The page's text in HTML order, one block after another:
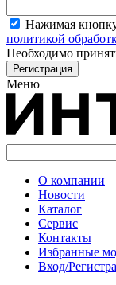
Нажимая
политикой
Необходимо
Меню
О компании
Новости
Каталог
Сервис
Контакты
Избранные
Вход/